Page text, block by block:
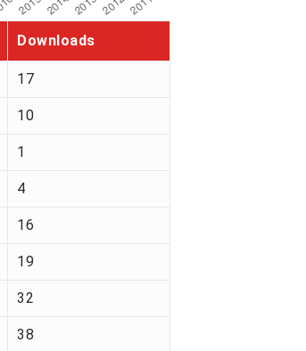
Downloads
17
10
1
4
16
19
32
38